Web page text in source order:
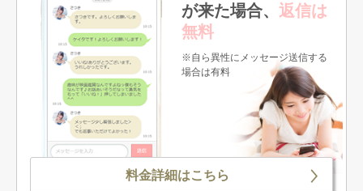
が来た場合、 返信は
無料
※自ら異性にメッセージ送信する
場合は有料
料金詳細はこちら